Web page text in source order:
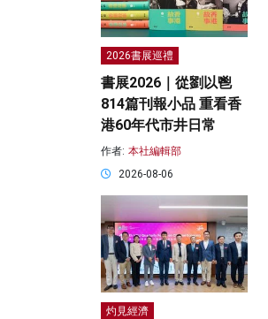
2026書展巡禮
書展2026｜從劉以鬯
814篇刊報小品 重看香
港60年代市井日常
作者: 本社編輯部
2026-08-06
灼見經濟